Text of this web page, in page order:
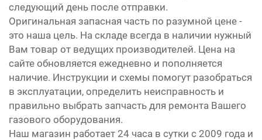
следующий день после отправки.
Оригинальная запасная часть по разумной цене -
это наша цель. На складе всегда в наличии нужный
Вам товар от ведущих производителей. Цена на
сайте обновляется ежедневно и пополняется
наличие. Инструкции и схемы помогут разобраться
в эксплуатации, определить неисправность и
правильно выбрать запчасть для ремонта Вашего
газового оборудования.
Наш магазин работает 24 часа в сутки с 2009 года и